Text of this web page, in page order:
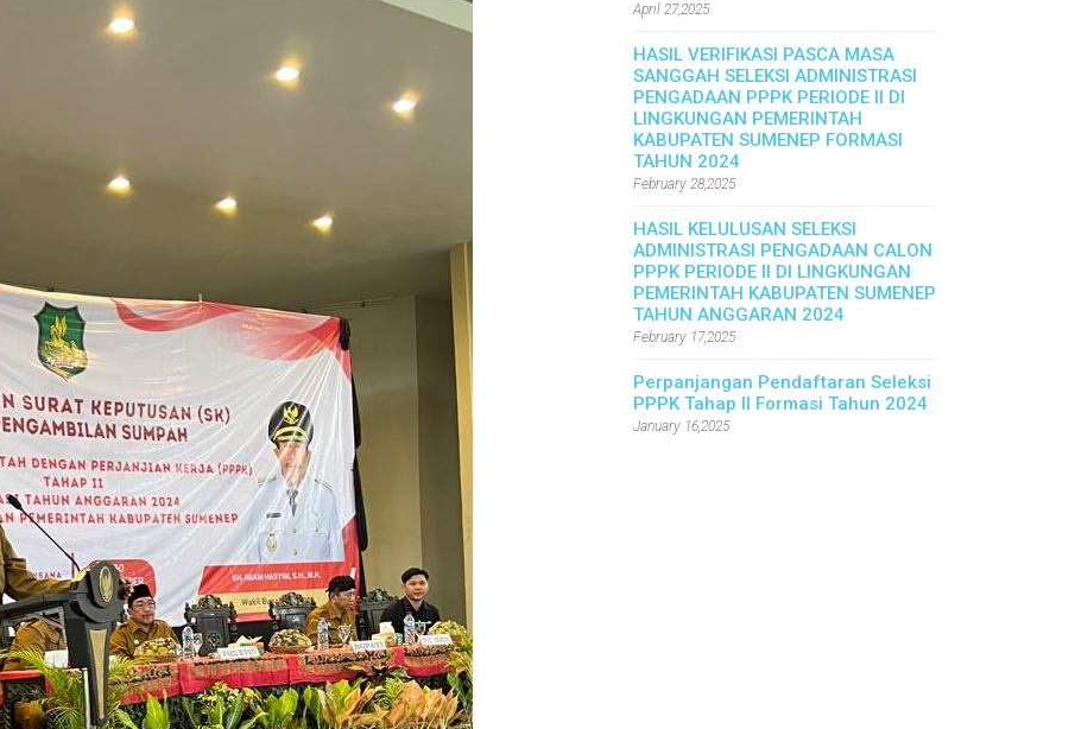
April 27,2025
HASIL VERIFIKASI PASCA MASA
SANGGAH SELEKSI ADMINISTRASI
PENGADAAN PPPK PERIODE II DI
LINGKUNGAN PEMERINTAH
KABUPATEN SUMENEP FORMASI
TAHUN 2024
February 28,2025
HASIL KELULUSAN SELEKSI
ADMINISTRASI PENGADAAN CALON
PPPK PERIODE II DI LINGKUNGAN
PEMERINTAH KABUPATEN SUMENEP
TAHUN ANGGARAN 2024
February 17,2025
Perpanjangan Pendaftaran Seleksi
PPPK Tahap II Formasi Tahun 2024
January 16,2025